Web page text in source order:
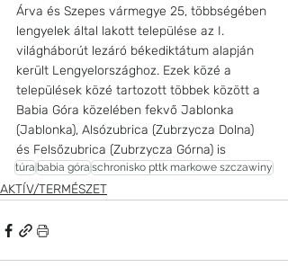
Árva és Szepes vármegye 25, többségében
lengyelek által lakott települése az I.
világháborút lezáró békediktátum alapján
került Lengyelországhoz. Ezek közé a
települések közé tartozott többek között a
Babia Góra közelében fekvő Jablonka
(Jablonka), Alsózubrica (Zubrzycza Dolna)
és Felsőzubrica (Zubrzycza Górna) is
túra babia góra schronisko pttk markowe szczawiny
AKTÍV/TERMÉSZET